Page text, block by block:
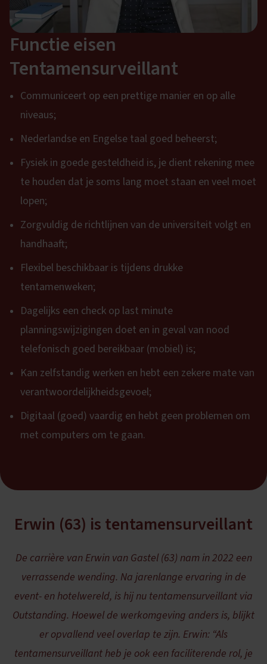
Functie eisen
Tentamensurveillant
Communiceert op een prettige manier en op alle
niveaus;
Nederlandse en Engelse taal goed beheerst;
Fysiek in goede gesteldheid is, je dient rekening mee
te houden dat je soms lang moet staan en veel moet
lopen;
Zorgvuldig de richtlijnen van de universiteit volgt en
handhaaft;
Flexibel beschikbaar is tijdens drukke
tentamenweken;
Dagelijks een check op last minute
planningswijzigingen doet en in geval van nood
telefonisch goed bereikbaar (mobiel) is;
Kan zelfstandig werken en hebt een zekere mate van
verantwoordelijkheidsgevoel;
Digitaal (goed) vaardig en hebt geen problemen om
met computers om te gaan.
Erwin (63) is tentamensurveillant
De carrière van Erwin van Gastel (63) nam in 2022 een
verrassende wending. Na jarenlange ervaring in de
event- en hotelwereld, is hij nu tentamensurveillant via
Outstanding. Hoewel de werkomgeving anders is, blijkt
er opvallend veel overlap te zijn. Erwin: “Als
tentamensurveillant heb je ook een faciliterende rol, je